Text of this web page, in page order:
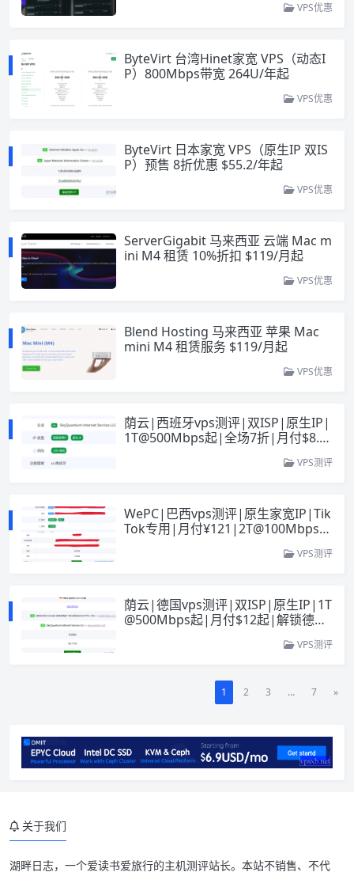
VPS优惠
ByteVirt 台湾Hinet家宽 VPS（动态I
P）800Mbps带宽 264U/年起
VPS优惠
ByteVirt 日本家宽 VPS（原生IP 双IS
P）预售 8折优惠 $55.2/年起
VPS优惠
ServerGigabit 马来西亚 云端 Mac m
ini M4 租赁 10%折扣 $119/月起
VPS优惠
Blend Hosting 马来西亚 苹果 Mac
mini M4 租赁服务 $119/月起
VPS优惠
荫云|西班牙vps测评|双ISP|原生IP|
1T@500Mbps起|全场7折|月付$8.4
VPS测评
WePC|巴西vps测评|原生家宽IP|Tik
Tok专用|月付¥121|2T@100Mbps|
VPS测评
荫云|德国vps测评|双ISP|原生IP|1T
@500Mbps起|月付$12起|解锁德国
VPS测评
1 2 3 ... 7 »
关于我们
湖畔日志，一个爱读书爱旅行的主机测评站长。本站不销售、不代